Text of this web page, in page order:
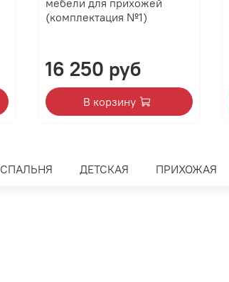
мебели для прихожей
(комплектация №1)
16 250 руб
В корзину
СПАЛЬНЯ ДЕТСКАЯ ПРИХОЖАЯ